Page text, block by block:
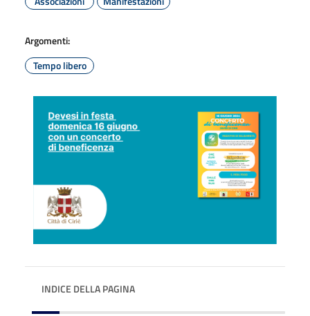
Argomenti:
Tempo libero
INDICE DELLA PAGINA